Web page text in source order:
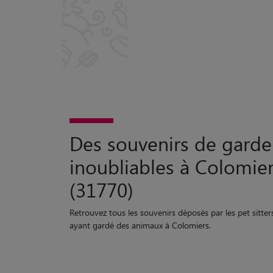
inoubliables à
(31770)
Retrouvez tous les souvenirs déposés par les pet
ayant gardé des animaux à Colomiers.